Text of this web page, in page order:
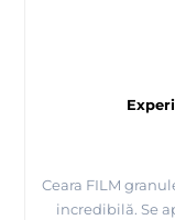
Ceara FILM
incredibilă. Se